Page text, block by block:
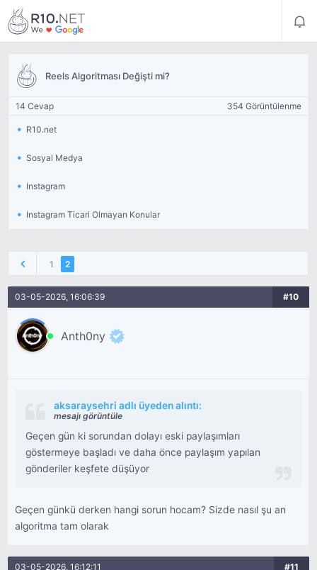
Reels Algoritması Değişti mi?
14 Cevap 354 Görüntülenme
R10.net
Sosyal Medya
Instagram
Instagram Ticari Olmayan Konular
1 2
03-05-2026, 16:06:39 #10
Anth0ny
aksaraysehri adlı üyeden alıntı:
mesajı görüntüle
Geçen gün ki sorundan dolayı eski paylaşımları
göstermeye başladı ve daha önce paylaşım yapılan
gönderiler keşfete düşüyor
Geçen günkü derken hangi sorun hocam? Sizde nasıl şu an
algoritma tam olarak
03-05-2026, 16:12:11 #11